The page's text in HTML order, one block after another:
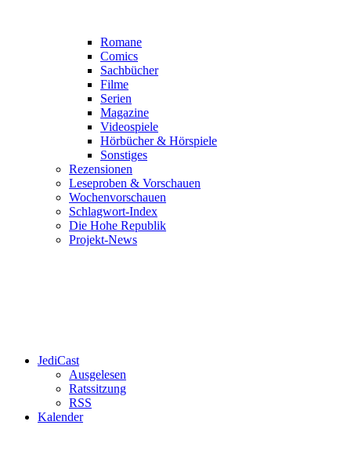
Romane
Comics
Sachbücher
Filme
Serien
Magazine
Videospiele
Hörbücher & Hörspiele
Sonstiges
Rezensionen
Leseproben & Vorschauen
Wochenvorschauen
Schlagwort-Index
Die Hohe Republik
Projekt-News
JediCast
Ausgelesen
Ratssitzung
RSS
Kalender